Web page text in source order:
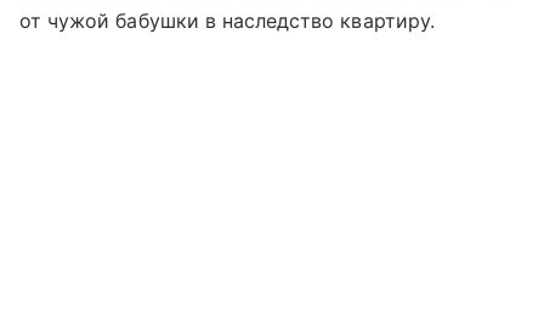
от чужой бабушки в наследство квартиру.